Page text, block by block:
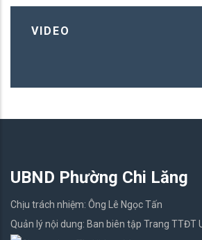
VIDEO
UBND Phường Chi Lăng
Chịu trách nhiệm: Ông Lê Ngọc Tấn
Quản lý nội dung: Ban biên tập Trang TTĐT